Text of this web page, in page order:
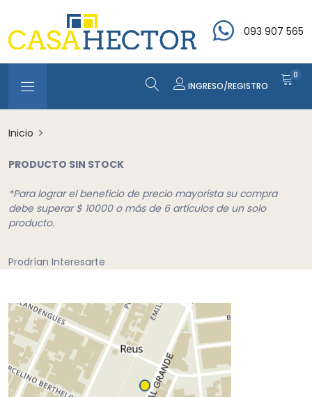
093 907 565
INGRESO/REGISTRO
0
Inicio
PRODUCTO SIN STOCK
*Para lograr el beneficio de precio mayorista su compra
debe superar $ 10000 o más de 6 artículos de un solo
producto.
Prodrían Interesarte